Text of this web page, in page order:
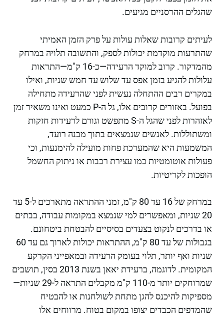
שהגלים ההרסניים מגיעים.
לעיתים קרובות שאלות עולות על פרק הזמן האמיתי
שהתרעות מוקדמת יכולות לספק, והתשובה תלויה במרחק
מהמדקור. קרוב למוקד הרעידה—כ-16 ק"מ—התראות
עלולות להגיע בזמן אפס עד שלוש עד חמש שניות, ואילו
במקרים רבים ההתחלה נעשית לפני שהרעידה מתחילה
בפועל. באזורים קרובים אלו, גל ה-P כמעט ואינו משאיר זמן
לאזהרות לפני שהגל ה-S מתפשט וגורם לרעידות חזקות
ומשתוללות. לאנשים שנמצאים בתוך מבנה רועד,
המשמעות היא שהמערכת פחות מועילה להימנעות, וכי
פעולות אוטומטיות כמו עצירת רכבות או ניתוק החשמל
הופכות לקריטיות.
במרחק של 16 עד 80 ק"מ, זמני ההתראה מתארכים ל-5 עד
20 שניות, ומאפשרים למי שנמצא במקומות עבודה, בבתים
או בדרכים לנקוט בצעדים בסיסיים להבטחת ביטחונם.
בגבולות של עד 80 ק"מ, ההתראות יכולות לארוך גם עד 60
שניות ואף יותר, תלוי בעומק הרעידה ובמאפייני הקרקע
המקומית. לדוגמה, ברעידת יאאן בשנת 2013 בסין, תושבים
שמרוחקים יותר מ-110 ק"מ מקבלים התראה ל-29 שניות—
מספיקות להיכנס להגן מתחת לשולחנות או להבטיח
שהמדפים הכבדים יצופו במקום בטוח. מרווחים אלו